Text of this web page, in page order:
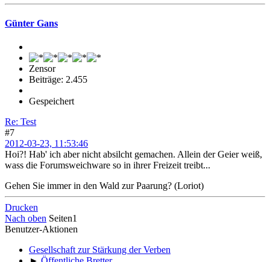
Günter Gans
Zensor
Beiträge: 2.455
Gespeichert
Re: Test
#7
2012-03-23, 11:53:46
Hoi?! Hab' ich aber nicht absilcht gemachen. Allein der Geier weiß,
wass die Forumsweichware so in ihrer Freizeit treibt...
Gehen Sie immer in den Wald zur Paarung? (Loriot)
Drucken
Nach oben Seiten1
Benutzer-Aktionen
Gesellschaft zur Stärkung der Verben